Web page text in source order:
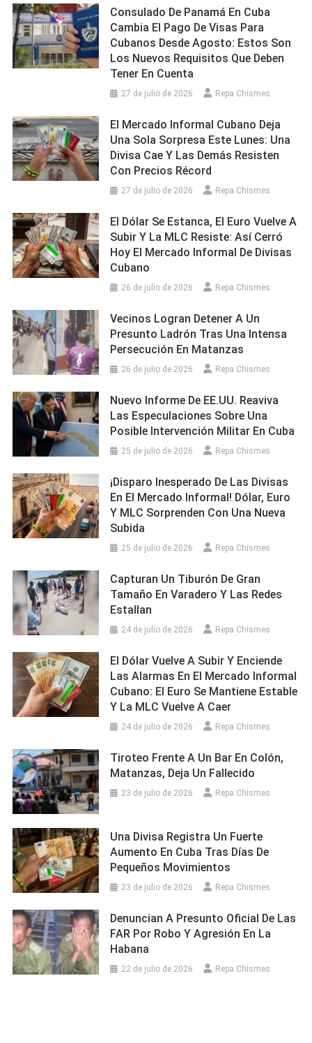
Consulado De Panamá En Cuba
Cambia El Pago De Visas Para
Cubanos Desde Agosto: Estos Son
Los Nuevos Requisitos Que Deben
Tener En Cuenta
27 de julio de 2026 Repa Chismes
El Mercado Informal Cubano Deja
Una Sola Sorpresa Este Lunes: Una
Divisa Cae Y Las Demás Resisten
Con Precios Récord
27 de julio de 2026 Repa Chismes
El Dólar Se Estanca, El Euro Vuelve A
Subir Y La MLC Resiste: Así Cerró
Hoy El Mercado Informal De Divisas
Cubano
26 de julio de 2026 Repa Chismes
Vecinos Logran Detener A Un
Presunto Ladrón Tras Una Intensa
Persecución En Matanzas
26 de julio de 2026 Repa Chismes
Nuevo Informe De EE.UU. Reaviva
Las Especulaciones Sobre Una
Posible Intervención Militar En Cuba
25 de julio de 2026 Repa Chismes
¡Disparo Inesperado De Las Divisas
En El Mercado Informal! Dólar, Euro
Y MLC Sorprenden Con Una Nueva
Subida
25 de julio de 2026 Repa Chismes
Capturan Un Tiburón De Gran
Tamaño En Varadero Y Las Redes
Estallan
24 de julio de 2026 Repa Chismes
El Dólar Vuelve A Subir Y Enciende
Las Alarmas En El Mercado Informal
Cubano: El Euro Se Mantiene Estable
Y La MLC Vuelve A Caer
24 de julio de 2026 Repa Chismes
Tiroteo Frente A Un Bar En Colón,
Matanzas, Deja Un Fallecido
23 de julio de 2026 Repa Chismes
Una Divisa Registra Un Fuerte
Aumento En Cuba Tras Días De
Pequeños Movimientos
23 de julio de 2026 Repa Chismes
Denuncian A Presunto Oficial De Las
FAR Por Robo Y Agresión En La
Habana
22 de julio de 2026 Repa Chismes